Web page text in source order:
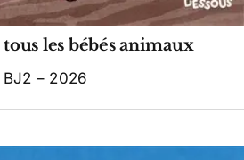
les bébés animaux
BJ2 – 2026